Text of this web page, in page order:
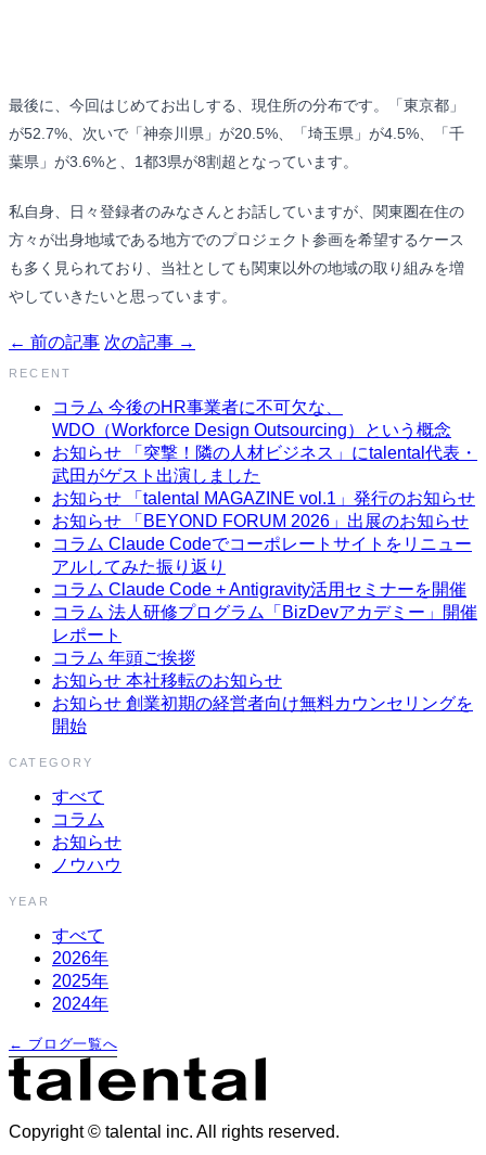
最後に、今回はじめてお出しする、現住所の分布です。「東京都」
が52.7%、次いで「神奈川県」が20.5%、「埼玉県」が4.5%、「千
葉県」が3.6%と、1都3県が8割超となっています。
私自身、日々登録者のみなさんとお話していますが、関東圏在住の
方々が出身地域である地方でのプロジェクト参画を希望するケース
も多く見られており、当社としても関東以外の地域の取り組みを増
やしていきたいと思っています。
← 前の記事 次の記事 →
RECENT
コラム 今後のHR事業者に不可欠な、
WDO（Workforce Design Outsourcing）という概念
お知らせ 「突撃！隣の人材ビジネス」にtalental代表・
武田がゲスト出演しました
お知らせ 「talental MAGAZINE vol.1」発行のお知らせ
お知らせ 「BEYOND FORUM 2026」出展のお知らせ
コラム Claude Codeでコーポレートサイトをリニュー
アルしてみた振り返り
コラム Claude Code + Antigravity活用セミナーを開催
コラム 法人研修プログラム「BizDevアカデミー」開催
レポート
コラム 年頭ご挨拶
お知らせ 本社移転のお知らせ
お知らせ 創業初期の経営者向け無料カウンセリングを
開始
CATEGORY
すべて
コラム
お知らせ
ノウハウ
YEAR
すべて
2026年
2025年
2024年
← ブログ一覧へ
Copyright © talental inc. All rights reserved.